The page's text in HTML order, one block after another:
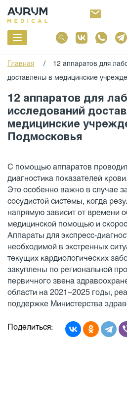
Главная / 12 аппаратов для
доставлены в медицинские
12 аппаратов для
исследований
медицинские
Подмосковья
С помощью аппаратов
диагностика показателей крови.
Это особенно важно в случае
сосудистой системы, когда
напрямую зависит от времени
медицинской помощью и
Аппараты для экспресс-
необходимой в экстренных
текущих кардиологических
закуплены по региональной
первичного звена
области на 2021–2025 годы,
поддержке Министерства
Поделиться: